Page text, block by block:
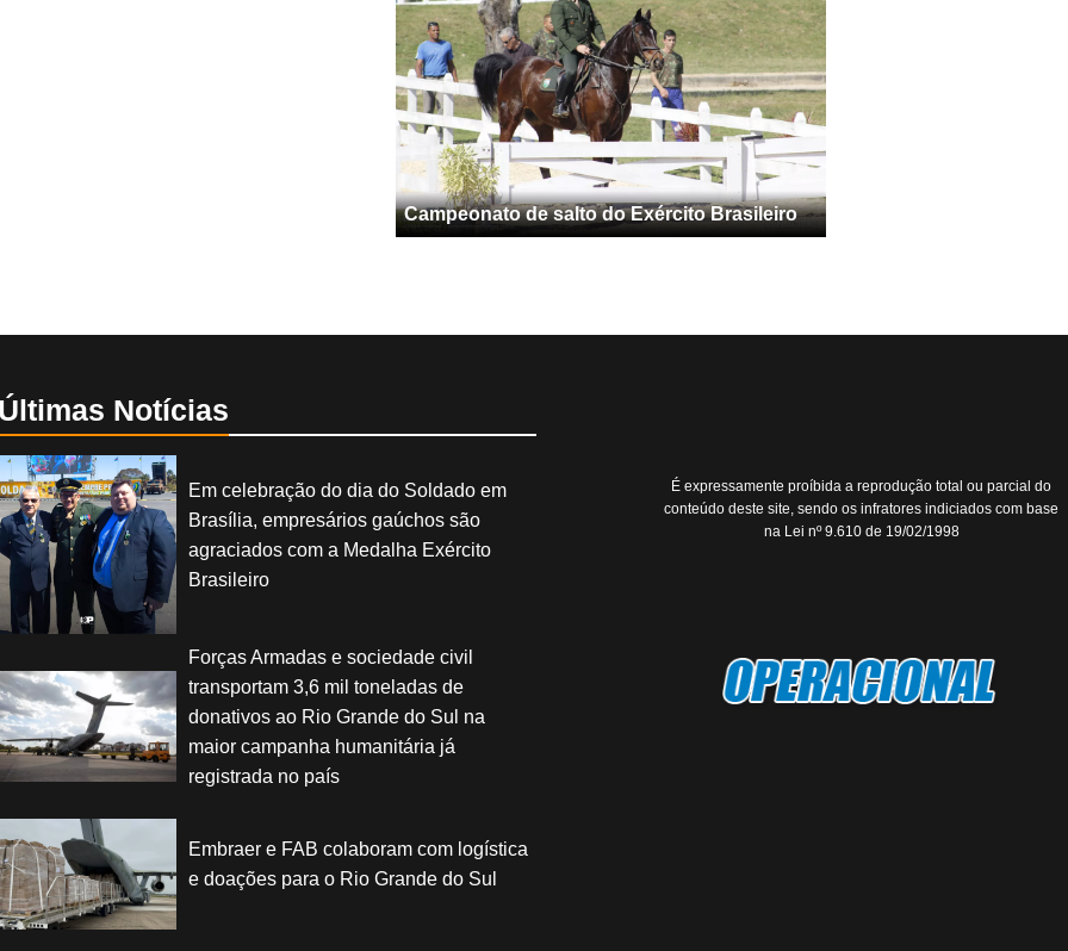
Campeonato de salto do Exército Brasileiro
Últimas Notícias
Em celebração do dia do Soldado em
Brasília, empresários gaúchos são
agraciados com a Medalha Exército
Brasileiro
Forças Armadas e sociedade civil
transportam 3,6 mil toneladas de
donativos ao Rio Grande do Sul na
maior campanha humanitária já
registrada no país
Embraer e FAB colaboram com logística
e doações para o Rio Grande do Sul
É expressamente proíbida a reprodução total ou parcial do
conteúdo deste site, sendo os infratores indiciados com base
na Lei nº 9.610 de 19/02/1998